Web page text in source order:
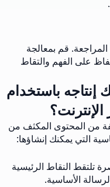
قم بمعالجة
على الفهم والتقاط
إنتاجه باستخدام
من المحتوى المكثف من
التي يمكنك إنشاؤها:
تلتقط النقاط الرئيسية
الأساسية.